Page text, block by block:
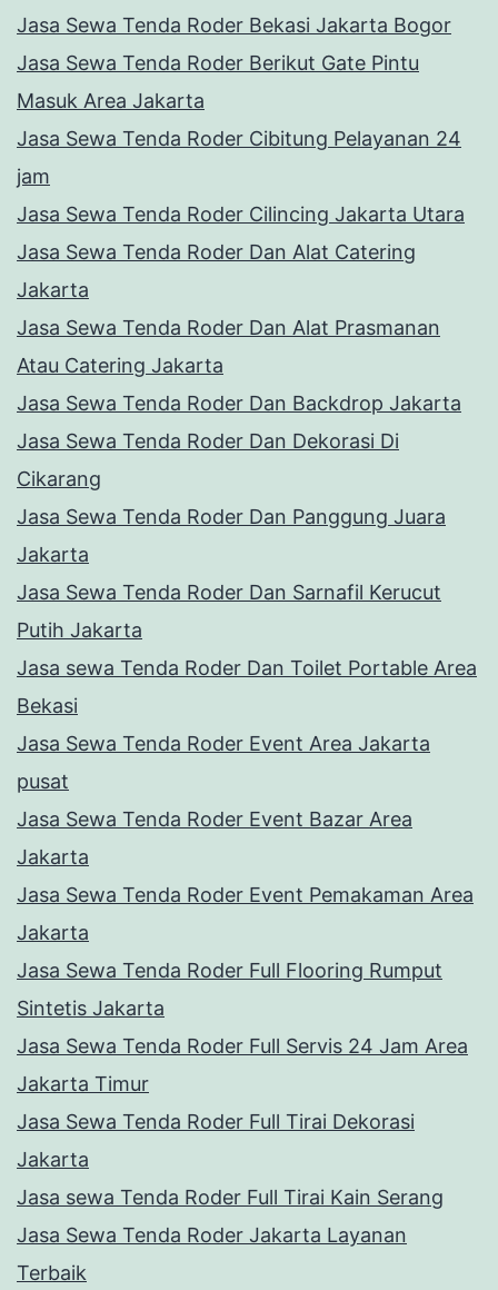
Jasa Sewa Tenda Roder Bekasi Jakarta Bogor
Jasa Sewa Tenda Roder Berikut Gate Pintu
Masuk Area Jakarta
Jasa Sewa Tenda Roder Cibitung Pelayanan 24
jam
Jasa Sewa Tenda Roder Cilincing Jakarta Utara
Jasa Sewa Tenda Roder Dan Alat Catering
Jakarta
Jasa Sewa Tenda Roder Dan Alat Prasmanan
Atau Catering Jakarta
Jasa Sewa Tenda Roder Dan Backdrop Jakarta
Jasa Sewa Tenda Roder Dan Dekorasi Di
Cikarang
Jasa Sewa Tenda Roder Dan Panggung Juara
Jakarta
Jasa Sewa Tenda Roder Dan Sarnafil Kerucut
Putih Jakarta
Jasa sewa Tenda Roder Dan Toilet Portable Area
Bekasi
Jasa Sewa Tenda Roder Event Area Jakarta
pusat
Jasa Sewa Tenda Roder Event Bazar Area
Jakarta
Jasa Sewa Tenda Roder Event Pemakaman Area
Jakarta
Jasa Sewa Tenda Roder Full Flooring Rumput
Sintetis Jakarta
Jasa Sewa Tenda Roder Full Servis 24 Jam Area
Jakarta Timur
Jasa Sewa Tenda Roder Full Tirai Dekorasi
Jakarta
Jasa sewa Tenda Roder Full Tirai Kain Serang
Jasa Sewa Tenda Roder Jakarta Layanan
Terbaik